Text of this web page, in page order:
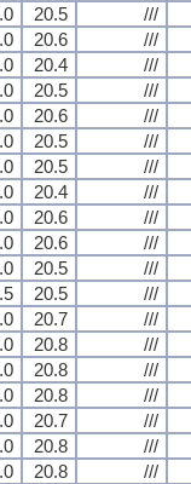
20.5 ///
20.6 ///
20.4 ///
20.5 ///
20.6 ///
20.5 ///
20.5 ///
20.4 ///
20.6 ///
20.6 ///
20.5 ///
20.5 ///
20.7 ///
20.8 ///
20.8 ///
20.8 ///
20.7 ///
20.8 ///
20.8 ///